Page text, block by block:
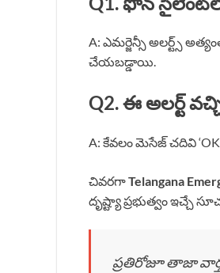
A: ఎమర్జెన్సీ అలర్ట్స్
చేయబడ్డాయి.
Q2. ఈ అలర్ట్
A: కేవలం మెసేజ్ చదివి
చివరగాTelangana
దృష్ట్యా ప్రభుత్వం ఇచ్చే
ప్రతిరోజూ తాజా